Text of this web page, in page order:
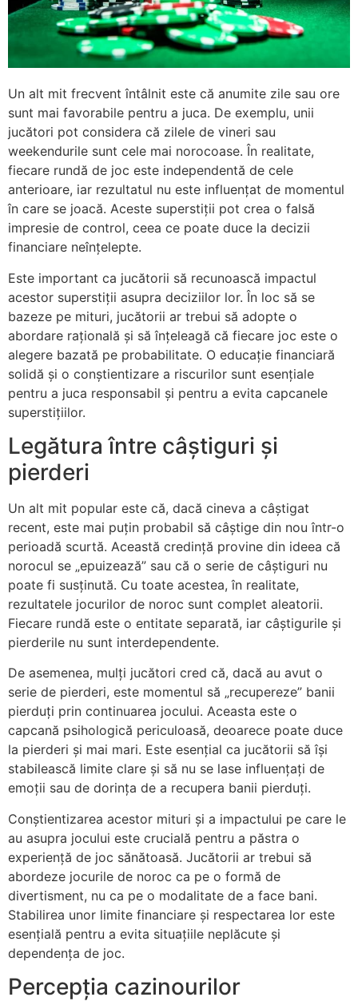
Un alt mit frecvent întâlnit este că anumite zile sau ore
sunt mai favorabile pentru a juca. De exemplu, unii
jucători pot considera că zilele de vineri sau
weekendurile sunt cele mai norocoase. În realitate,
fiecare rundă de joc este independentă de cele
anterioare, iar rezultatul nu este influențat de momentul
în care se joacă. Aceste superstiții pot crea o falsă
impresie de control, ceea ce poate duce la decizii
financiare neînțelepte.
Este important ca jucătorii să recunoască impactul
acestor superstiții asupra deciziilor lor. În loc să se
bazeze pe mituri, jucătorii ar trebui să adopte o
abordare rațională și să înțeleagă că fiecare joc este o
alegere bazată pe probabilitate. O educație financiară
solidă și o conștientizare a riscurilor sunt esențiale
pentru a juca responsabil și pentru a evita capcanele
superstițiilor.
Legătura între câștiguri și
pierderi
Un alt mit popular este că, dacă cineva a câștigat
recent, este mai puțin probabil să câștige din nou într-o
perioadă scurtă. Această credință provine din ideea că
norocul se „epuizează” sau că o serie de câștiguri nu
poate fi susținută. Cu toate acestea, în realitate,
rezultatele jocurilor de noroc sunt complet aleatorii.
Fiecare rundă este o entitate separată, iar câștigurile și
pierderile nu sunt interdependente.
De asemenea, mulți jucători cred că, dacă au avut o
serie de pierderi, este momentul să „recupereze” banii
pierduți prin continuarea jocului. Aceasta este o
capcană psihologică periculoasă, deoarece poate duce
la pierderi și mai mari. Este esențial ca jucătorii să își
stabilească limite clare și să nu se lase influențați de
emoții sau de dorința de a recupera banii pierduți.
Conștientizarea acestor mituri și a impactului pe care le
au asupra jocului este crucială pentru a păstra o
experiență de joc sănătoasă. Jucătorii ar trebui să
abordeze jocurile de noroc ca pe o formă de
divertisment, nu ca pe o modalitate de a face bani.
Stabilirea unor limite financiare și respectarea lor este
esențială pentru a evita situațiile neplăcute și
dependența de joc.
Percepția cazinourilor